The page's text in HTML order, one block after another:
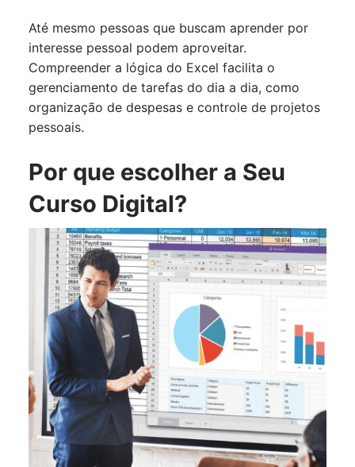
Até mesmo pessoas que buscam aprender por
interesse pessoal podem aproveitar.
Compreender a lógica do Excel facilita o
gerenciamento de tarefas do dia a dia, como
organização de despesas e controle de projetos
pessoais.
Por que escolher a Seu
Curso Digital?